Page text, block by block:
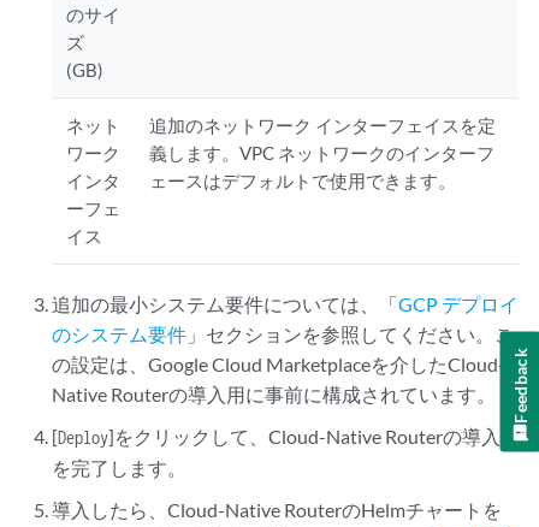
のサイ
ズ
(GB)
ネット
ワーク
インタ
ーフェ
イス
追加のネットワーク インターフェイスを定
義します。VPC ネットワークのインターフ
ェースはデフォルトで使用できます。
追加の最小システム要件については、「GCP デプロイ
のシステム要件 」セクションを参照してください。こ
の設定は、Google Cloud Marketplaceを介したCloud-
Native Routerの導入用に事前に構成されています。
[Deploy]をクリックして、Cloud-Native Routerの導入
を完了します。
導入したら、Cloud-Native RouterのHelmチャートを
Feedback